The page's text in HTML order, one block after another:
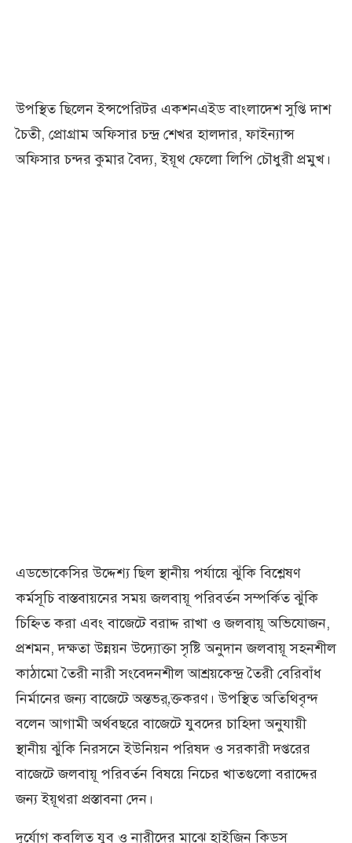
উপস্থিত ছিলেন ইন্সপেরিটর একশনএইড বাংলাদেশ সুপ্তি দাশ
চৈতী, প্রোগ্রাম অফিসার চন্দ্র শেখর হালদার, ফাইন্যান্স
অফিসার চন্দর কুমার বৈদ্য, ইয়ূথ ফেলো লিপি চৌধুরী প্রমুখ।
এডভোকেসির উদ্দেশ্য ছিল স্থানীয় পর্যায়ে ঝুঁকি বিশ্লেষণ
কর্মসূচি বাস্তবায়নের সময় জলবায়ূ পরিবর্তন সম্পর্কিত ঝুঁকি
চিহ্নিত করা এবং বাজেটে বরাদ্দ রাখা ও জলবায়ূ অভিযোজন,
প্রশমন, দক্ষতা উন্নয়ন উদ্যোক্তা সৃষ্টি অনুদান জলবায়ূ সহনশীল
কাঠামো তৈরী নারী সংবেদনশীল আশ্রয়কেন্দ্র তৈরী বেরিবাঁধ
নির্মানের জন্য বাজেটে অন্তভর্‚ক্তকরণ। উপস্থিত অতিথিবৃন্দ
বলেন আগামী অর্থবছরে বাজেটে যুবদের চাহিদা অনুযায়ী
স্থানীয় ঝুঁকি নিরসনে ইউনিয়ন পরিষদ ও সরকারী দপ্তরের
বাজেটে জলবায়ূ পরিবর্তন বিষয়ে নিচের খাতগুলো বরাদ্দের
জন্য ইয়ূথরা প্রস্তাবনা দেন।
দুর্যোগ কবলিত যুব ও নারীদের মাঝে হাইজিন কিডস